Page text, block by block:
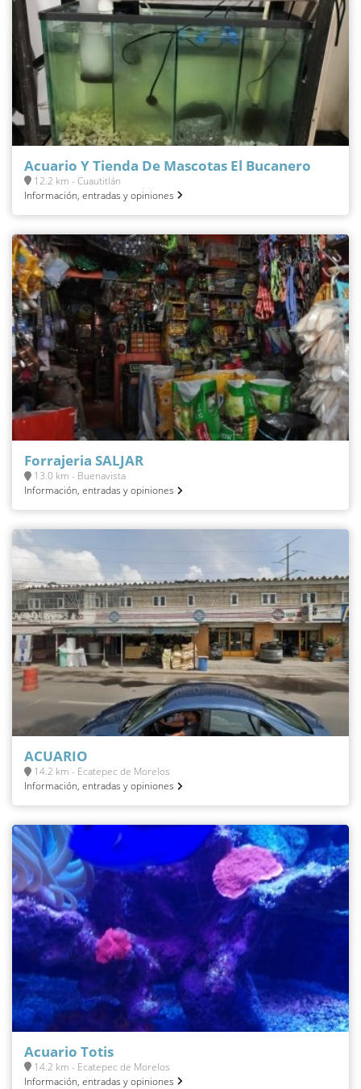
Acuario Y Tienda De Mascotas El Bucanero
12.2 km - Cuautitlán
Información, entradas y opiniones
Forrajeria SALJAR
13.0 km - Buenavista
Información, entradas y opiniones
ACUARIO
14.2 km - Ecatepec de Morelos
Información, entradas y opiniones
Acuario Totis
14.2 km - Ecatepec de Morelos
Información, entradas y opiniones